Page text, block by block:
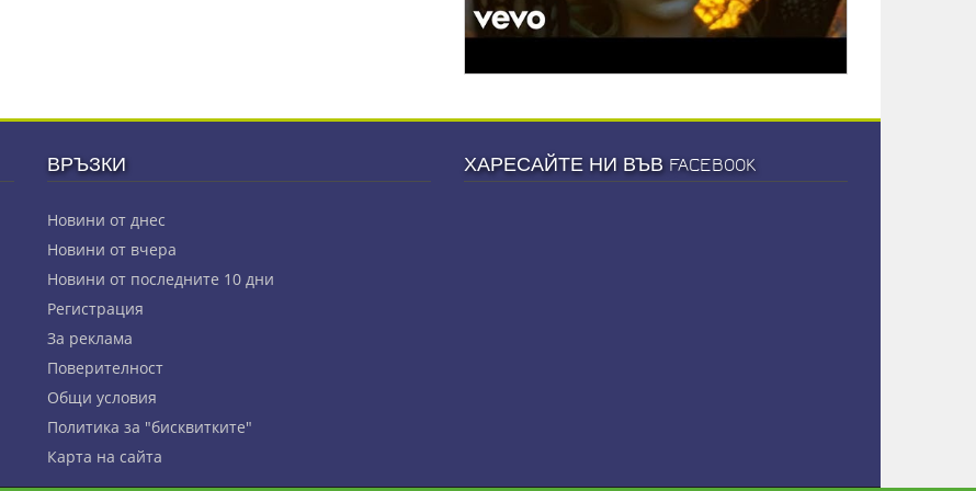
ВРЪЗКИ
Новини от днес
Новини от вчера
Новини от последните 10 дни
Регистрация
За реклама
Πoвepитeлнocт
Общи условия
Политика за "бисквитките"
Карта на сайта
ХАРЕСАЙТЕ НИ ВЪВ FACEBOOK